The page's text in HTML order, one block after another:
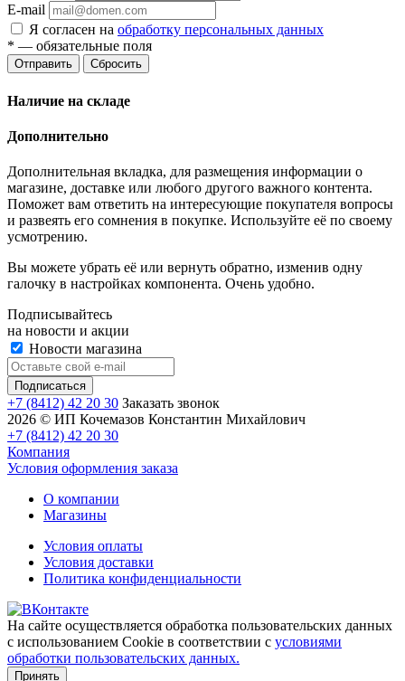
E-mail
Я согласен на обработку персональных данных
* — обязательные поля
Отправить Сбросить
Наличие на складе
Дополнительно
Дополнительная вкладка, для размещения информации о
магазине, доставке или любого другого важного контента.
Поможет вам ответить на интересующие покупателя вопросы
и развеять его сомнения в покупке. Используйте её по своему
усмотрению.
Вы можете убрать её или вернуть обратно, изменив одну
галочку в настройках компонента. Очень удобно.
Подписывайтесь
на новости и акции
Новости магазина
+7 (8412) 42 20 30 Заказать звонок
2026 © ИП Кочемазов Константин Михайлович
+7 (8412) 42 20 30
Компания
Условия оформления заказа
О компании
Магазины
Условия оплаты
Условия доставки
Политика конфиденциальности
На сайте осуществляется обработка пользовательских данных
с использованием Cookie в соответствии с условиями
обработки пользовательских данных.
Принять